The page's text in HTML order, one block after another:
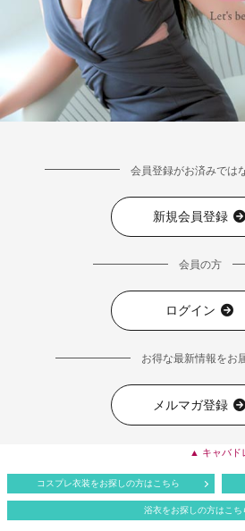
会員登録がお済みでは
新規会員登録
会員の方
ログイン
お得な最新情報をお
メルマガ登録
▲ キャバド
コスプレ衣装をお探しの方はこちら
浴衣をお探しの方はこち